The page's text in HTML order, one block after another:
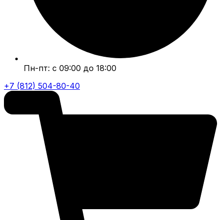
Пн-пт: с 09:00 до 18:00
+7 (812) 504-80-40